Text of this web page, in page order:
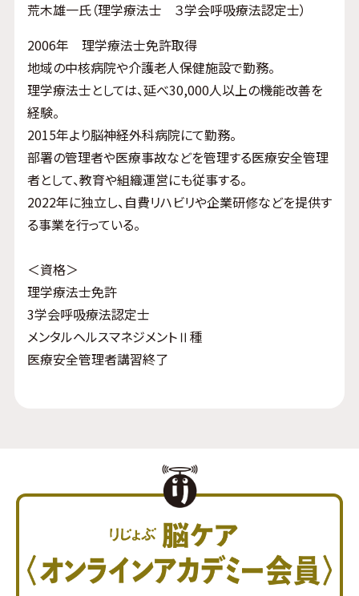
荒木雄一氏（理学療法士 ３学会呼吸療法認定士）
2006年 理学療法士免許取得
地域の中核病院や介護老人保健施設で勤務。
理学療法士としては、延べ30,000人以上の機能改善を
経験。
2015年より脳神経外科病院にて勤務。
部署の管理者や医療事故などを管理する医療安全管理
者として、教育や組織運営にも従事する。
2022年に独立し、自費リハビリや企業研修などを提供す
る事業を行っている。
＜資格＞
理学療法士免許
3学会呼吸療法認定士
メンタルヘルスマネジメントⅡ種
医療安全管理者講習終了